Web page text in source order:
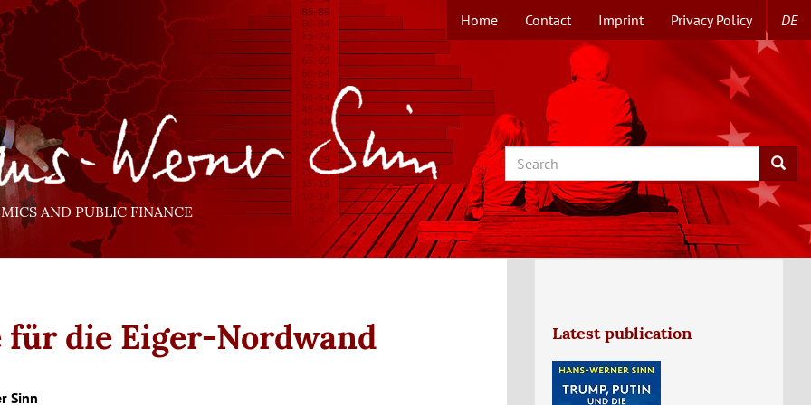
TOPMENUE
EN
Home Contact Imprint Privacy Policy DE
AND PUBLIC FINANCE
Search Search
die Eiger-Nordwand
Sinn
Latest publication